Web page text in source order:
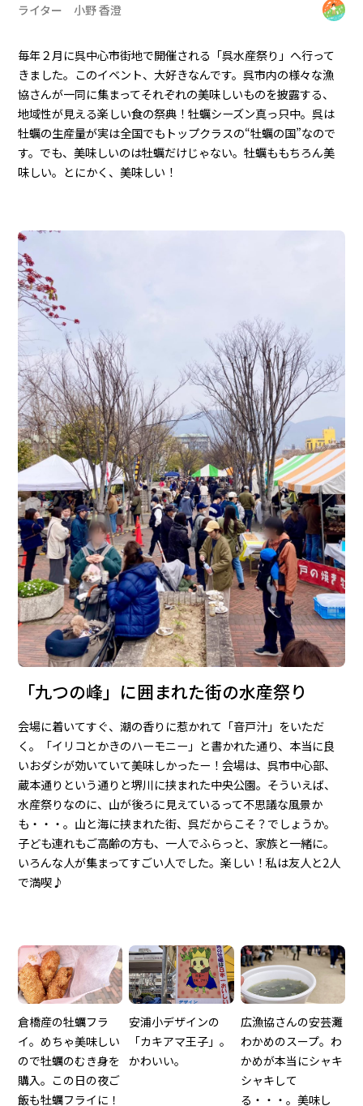
ライター 小野 香澄
毎年２月に呉中心市街地で開催される「呉水産祭り」へ行って
きました。このイベント、大好きなんです。呉市内の様々な漁
協さんが一同に集まってそれぞれの美味しいものを披露する、
地域性が見える楽しい食の祭典！牡蠣シーズン真っ只中。呉は
牡蠣の生産量が実は全国でもトップクラスの“牡蠣の国”なので
す。でも、美味しいのは牡蠣だけじゃない。牡蠣ももちろん美
味しい。とにかく、美味しい！
「九つの峰」に囲まれた街の水産祭り
会場に着いてすぐ、潮の香りに惹かれて「音戸汁」をいただ
く。「イリコとかきのハーモニー」と書かれた通り、本当に良
いおダシが効いていて美味しかったー！会場は、呉市中心部、
蔵本通りという通りと堺川に挟まれた中央公園。そういえば、
水産祭りなのに、山が後ろに見えているって不思議な風景か
も・・・。山と海に挟まれた街、呉だからこそ？でしょうか。
子ども連れもご高齢の方も、一人でふらっと、家族と一緒に。
いろんな人が集まってすごい人でした。楽しい！私は友人と2人
で満喫♪
倉橋産の牡蠣フラ
イ。めちゃ美味しい
ので牡蠣のむき身を
購入。この日の夜ご
飯も牡蠣フライに！
安浦小デザインの
「カキアマ王子」。
かわいい。
広漁協さんの安芸灘
わかめのスープ。わ
かめが本当にシャキ
シャキして
る・・・。美味し